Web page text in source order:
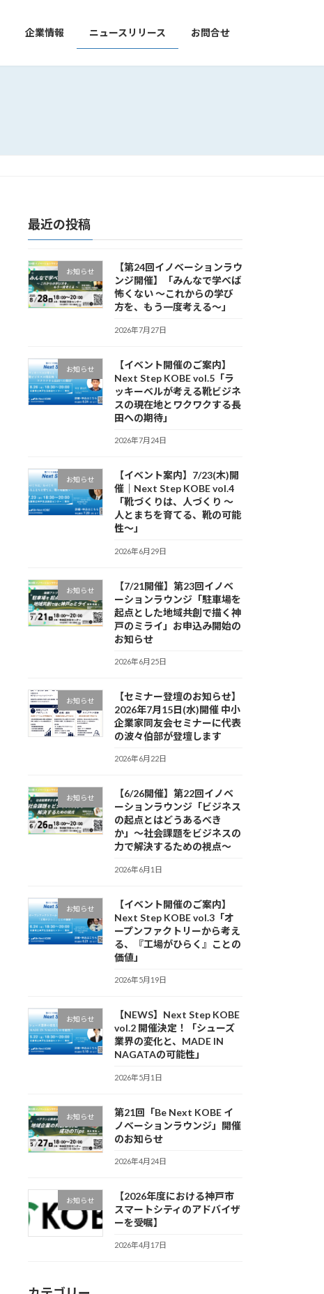
企業情報 ニュースリリース お問合せ
最近の投稿
お知らせ
【第24回イノベーションラウ
ンジ開催】「みんなで学べば
怖くない ～これからの学び
方を、もう一度考える～」
2026年7月27日
お知らせ
【イベント開催のご案内】
Next Step KOBE vol.5「ラ
ッキーベルが考える靴ビジネ
スの現在地とワクワクする長
田への期待」
2026年7月24日
お知らせ
【イベント案内】7/23(木)開
催｜Next Step KOBE vol.4
「靴づくりは、人づくり 〜
人とまちを育てる、靴の可能
性〜」
2026年6月29日
お知らせ
【7/21開催】第23回イノベ
ーションラウンジ「駐車場を
起点とした地域共創で描く神
戸のミライ」お申込み開始の
お知らせ
2026年6月25日
お知らせ
【セミナー登壇のお知らせ】
2026年7月15日(水)開催 中小
企業家同友会セミナーに代表
の波々伯部が登壇します
2026年6月22日
お知らせ
【6/26開催】第22回イノベ
ーションラウンジ「ビジネス
の起点とはどうあるべき
か」〜社会課題をビジネスの
力で解決するための視点〜
2026年6月1日
お知らせ
【イベント開催のご案内】
Next Step KOBE vol.3「オ
ープンファクトリーから考え
る、『工場がひらく』ことの
価値」
2026年5月19日
お知らせ
【NEWS】Next Step KOBE
vol.2 開催決定！「シューズ
業界の変化と、MADE IN
NAGATAの可能性」
2026年5月1日
お知らせ
第21回「Be Next KOBE イ
ノベーションラウンジ」開催
のお知らせ
2026年4月24日
お知らせ
【2026年度における神戸市
スマートシティのアドバイザ
ーを受嘱】
2026年4月17日